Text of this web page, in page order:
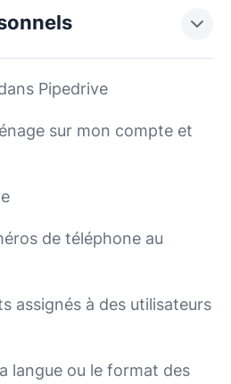
Pipedrive
sur mon compte et
de téléphone au
assignés à des utilisateurs
langue ou le format des